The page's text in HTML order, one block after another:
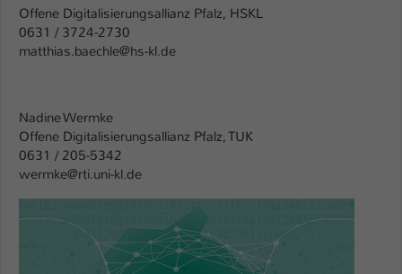
Offene Digitalisierungsallianz Pfalz, HSKL
0631 / 3724-2730
matthias.baechle@hs-kl.de
Nadine Wermke
Offene Digitalisierungsallianz Pfalz, TUK
0631 / 205-5342
wermke@rti.uni-kl.de